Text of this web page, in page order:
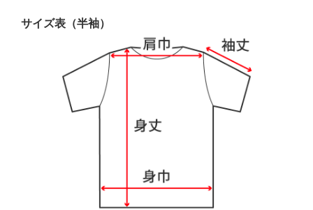
サイズ表（半袖）